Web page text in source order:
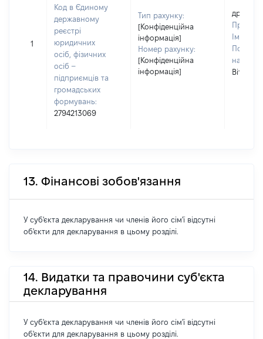
1
Код в Єдиному
державному
реєстрі
юридичних
осіб, фізичних
осіб –
підприємців та
громадських
формувань:
2794213069
Тип рахунку:
[Конфіденційна
інформація]
Номер рахунку:
[Конфіденційна
інформація]
дружина
Ім'я:
По
13. Фінансові зобов'язання
У суб'єкта декларування чи членів його сім'ї відсутні
об'єкти для декларування в цьому розділі.
14. Видатки та правочини суб'єкта
декларування
У суб'єкта декларування чи членів його сім'ї відсутні
об'єкти для декларування в цьому розділі.